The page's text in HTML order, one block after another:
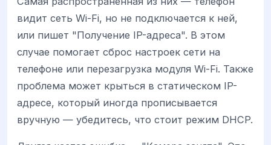
видит сеть Wi-Fi, но не подключается к ней,
или пишет "Получение IP-адреса". В этом
случае помогает сброс настроек сети на
телефоне или перезагрузка модуля Wi-Fi. Также
проблема может крыться в статическом IP-
адресе, который иногда прописывается
вручную — убедитесь, что стоит режим DHCP.